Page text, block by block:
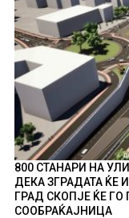
800 СТАНАРИ НА
ДЕКА ЗГРАДАТА ЌЕ
ГРАД СКОПЈЕ ЌЕ
СООБРАЌАЈНИЦА